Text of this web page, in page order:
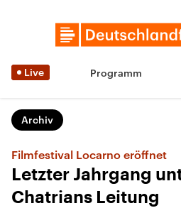
Live Programm
Archiv
Filmfestival Locarno eröffnet
Letzter Jahrgang
Chatrians Leitung